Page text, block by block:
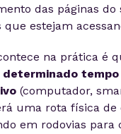
das páginas
que estejam
na prática é
determinado
(computador,
uma rota física de
em rodovias